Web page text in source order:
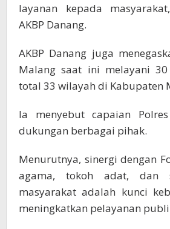
layanan kepada
AKBP Danang.
AKBP Danang juga
Malang saat ini melayani
total 33 wilayah di Kabupaten
Ia menyebut capaian
dukungan berbagai pihak.
Menurutnya, sinergi dengan
agama, tokoh adat, dan
masyarakat adalah kunci
meningkatkan pelayanan